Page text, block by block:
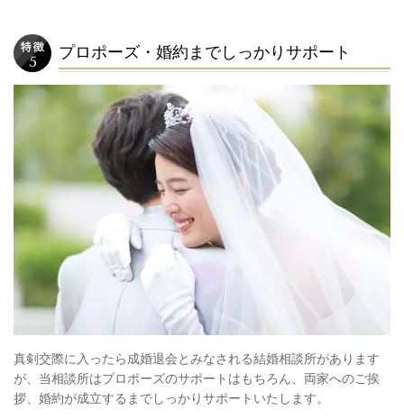
プロポーズ・婚約までしっかりサポート
真剣交際に入ったら成婚退会とみなされる結婚相談所があります
が、当相談所はプロポーズのサポートはもちろん、両家へのご挨
拶、婚約が成立するまでしっかりサポートいたします。